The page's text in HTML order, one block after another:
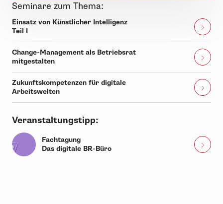
Seminare zum Thema:
Einsatz von Künstlicher Intelligenz
Teil I
Change-Management als Betriebsrat
mitgestalten
Zukunftskompetenzen für digitale
Arbeitswelten
Veranstaltungstipp:
Fachtagung
Das digitale BR-Büro